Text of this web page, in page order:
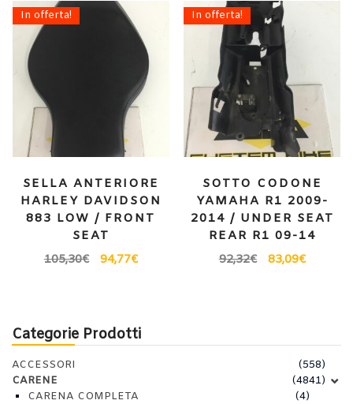
In offerta!
SELLA ANTERIORE
HARLEY DAVIDSON
883 LOW / FRONT
SEAT
105,30€ 94,77€
In offerta!
SOTTO CODONE
YAMAHA R1 2009-
2014 / UNDER SEAT
REAR R1 09-14
92,32€ 83,09€
Categorie Prodotti
ACCESSORI
(558)
CARENE
(4841)
CARENA COMPLETA
(4)